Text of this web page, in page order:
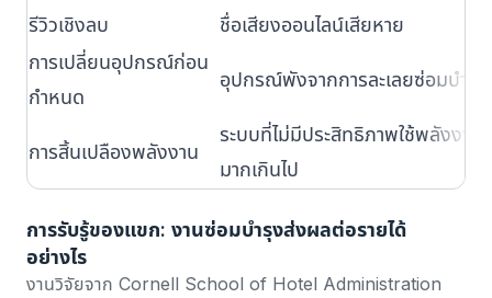
รีวิวเชิงลบ
ชื่อเสียงออนไลน์เสียหาย
การเปลี่ยนอุปกรณ์ก่อน
กำหนด
อุปกรณ์พังจากการละเลยซ่อมบำรุง
การสิ้นเปลืองพลังงาน
ระบบที่ไม่มีประสิทธิภาพใช้พลังงาน
มากเกินไป
การรับรู้ของแขก: งานซ่อมบำรุงส่งผลต่อรายได้
อย่างไร
งานวิจัยจาก Cornell School of Hotel Administration